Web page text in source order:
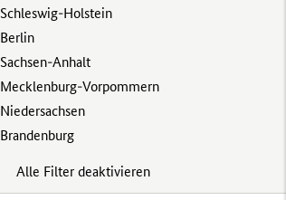
Schleswig-Holstein
Berlin
Sachsen-Anhalt
Mecklenburg-Vorpommern
Niedersachsen
Brandenburg
Alle Filter deaktivieren